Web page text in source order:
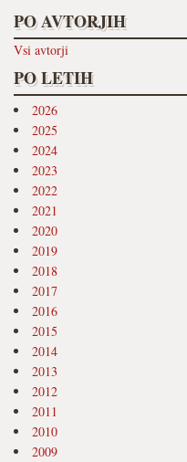
PO AVTORJIH
Vsi avtorji
PO LETIH
2026
2025
2024
2023
2022
2021
2020
2019
2018
2017
2016
2015
2014
2013
2012
2011
2010
2009